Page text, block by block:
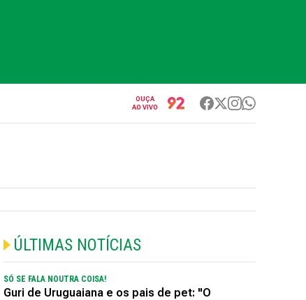
OUÇA
AO VIVO
ÚLTIMAS NOTÍCIAS
SÓ SE FALA NOUTRA COISA!
Guri de Uruguaiana e os pais de pet: "O